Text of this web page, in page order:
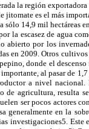
la región
jitomate es el más
sólo 14,9 mil hectáreas
la escasez de agua
abierto por los
en 2009. Otros
donde el
al pasar de
a nivel nacional.
de agricultura, resulta
ser pocos actores
generalmente en la
investigaciones5.